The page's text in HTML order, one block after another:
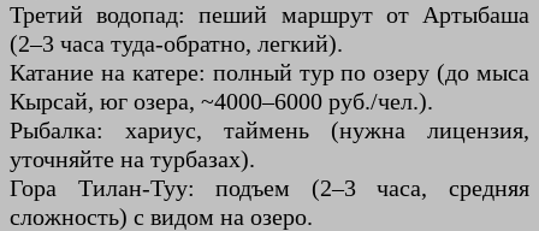
Третий водопад: пеший маршрут от Артыбаша
(2–3 часа туда-обратно, легкий).
Катание на катере: полный тур по озеру (до мыса
Кырсай, юг озера, ~4000–6000 руб./чел.).
Рыбалка: хариус, таймень (нужна лицензия,
уточняйте на турбазах).
Гора Тилан-Туу: подъем (2–3 часа, средняя
сложность) с видом на озеро.